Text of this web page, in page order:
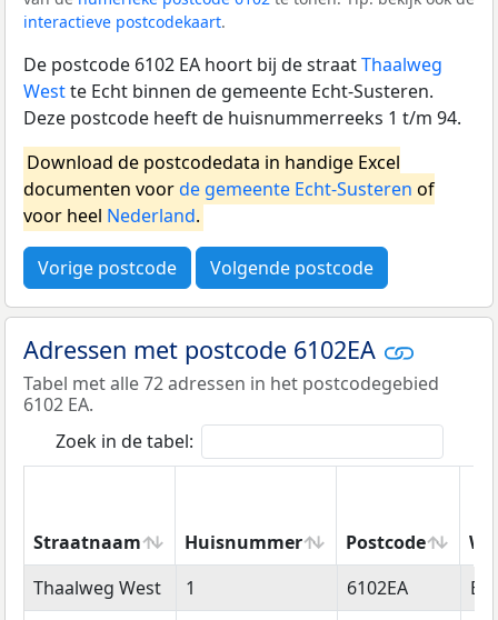
interactieve postcodekaart.
De postcode 6102 EA hoort bij de straatThaalweg
Westte Echt binnen de gemeente Echt-Susteren.
Deze postcode heeft de huisnummerreeks 1 t/m 94.
Download de postcodedata in handige Excel
documenten voorde gemeente Echt-Susteren of
voor heel Nederland.
Vorige postcode Volgende postcode
Adressen met postcode 6102EA
Tabel met alle 72 adressen in het postcodegebied
6102 EA.
Zoek in de tabel:
Straatnaam Huisnummer Postcode
Straatnaam
Huisnummer Postcode
Thaalweg West 1 6102EA